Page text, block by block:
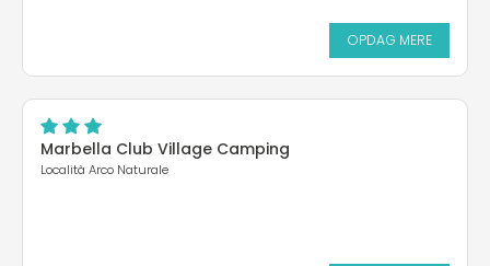
OPDAG MERE
Marbella Club Village Camping
Località Arco Naturale